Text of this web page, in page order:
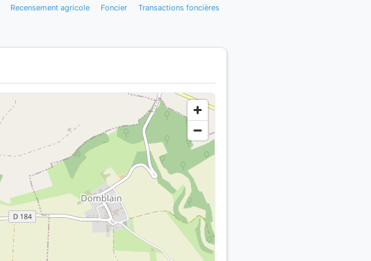
Recensement agricole Foncier
Transactions foncières